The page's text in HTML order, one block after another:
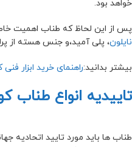
خواهد بود.
پس از این لحاظ که طناب اهمیت
نایلون، پلی آمید،و جنس هسته از
بیشتر بدانید:راهنمای خرید ابزار
تاییدیه انواع طناب
طناب ها باید مورد تایید اتحادیه